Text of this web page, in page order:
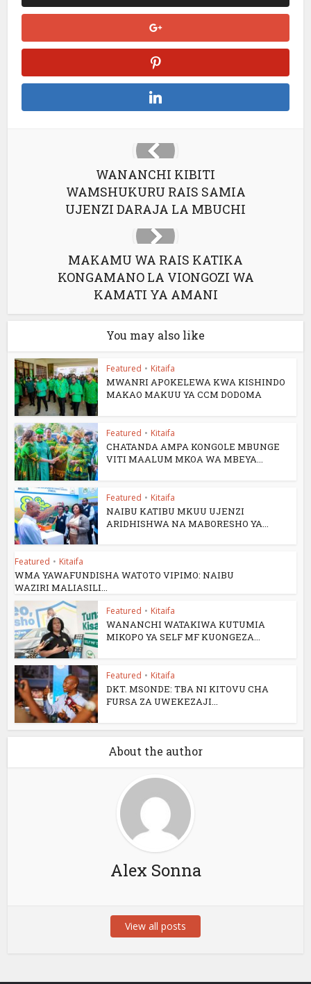
WANANCHI KIBITI
WAMSHUKURU RAIS SAMIA
UJENZI DARAJA LA MBUCHI
MAKAMU WA RAIS KATIKA
KONGAMANO LA VIONGOZI WA
KAMATI YA AMANI
You may also like
Featured • Kitaifa
MWANRI APOKELEWA KWA KISHINDO
MAKAO MAKUU YA CCM DODOMA
Featured • Kitaifa
CHATANDA AMPA KONGOLE MBUNGE
VITI MAALUM MKOA WA MBEYA...
Featured • Kitaifa
NAIBU KATIBU MKUU UJENZI
ARIDHISHWA NA MABORESHO YA...
Featured • Kitaifa
WMA YAWAFUNDISHA WATOTO VIPIMO: NAIBU
WAZIRI MALIASILI...
Featured • Kitaifa
WANANCHI WATAKIWA KUTUMIA
MIKOPO YA SELF MF KUONGEZA...
Featured • Kitaifa
DKT. MSONDE: TBA NI KITOVU CHA
FURSA ZA UWEKEZAJI...
About the author
Alex Sonna
View all posts